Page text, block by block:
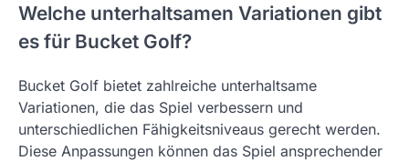
Welche unterhaltsamen Variationen gibt
es für Bucket Golf?
Bucket Golf bietet zahlreiche unterhaltsame
Variationen, die das Spiel verbessern und
unterschiedlichen Fähigkeitsniveaus gerecht werden.
Diese Anpassungen können das Spiel ansprechender